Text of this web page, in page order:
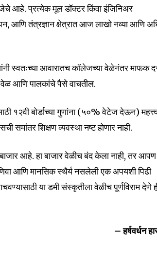
आहे. प्रत्येक मूल डॉक्टर किंवा इंजिनिअर
आणि तंत्रज्ञान क्षेत्रात आज लाखो नव्या आणि
स्वतःच्या आवारातच कॉलेजच्या वेळेनंतर माफक
वेळ आणि पालकांचे पैसे वाचतील.
१२वी बोर्डाच्या गुणांना (५०% वेटेज देऊन)
समांतर शिक्षण व्यवस्था नष्ट होणार नाही.
बाजार आहे. हा बाजार वेळीच बंद केला नाही, तर आपण
आणि मानसिक स्थैर्य नसलेली एक अपयशी पिढी
या डमी संस्कृतीला वेळीच पूर्णविराम देणे
– हर्षवर्धन